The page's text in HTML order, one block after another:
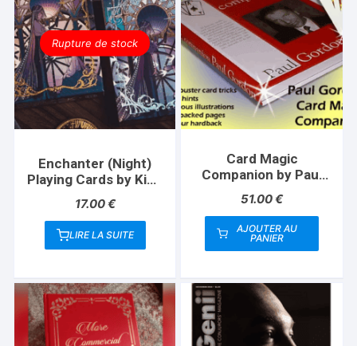
Rupture de stock
Enchanter (Night)
Playing Cards by King
17.00€
LIRE LA SUITE
Card Magic
Companion by Paul
51.00€
AJOUTER AU
PANIER